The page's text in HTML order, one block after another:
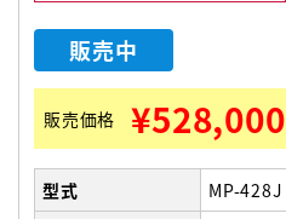
販売中
販売価格 ¥528,000
型式
MP-428J